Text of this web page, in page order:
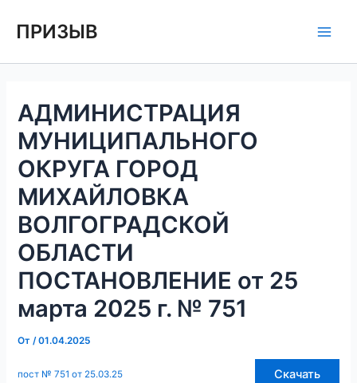
ПРИЗЫВ
АДМИНИСТРАЦИЯ
МУНИЦИПАЛЬНОГО
ОКРУГА ГОРОД
МИХАЙЛОВКА
ВОЛГОГРАДСКОЙ
ОБЛАСТИ
ПОСТАНОВЛЕНИЕ от 25
марта 2025 г. № 751
От /01.04.2025
пост № 751 от 25.03.25 Скачать
по